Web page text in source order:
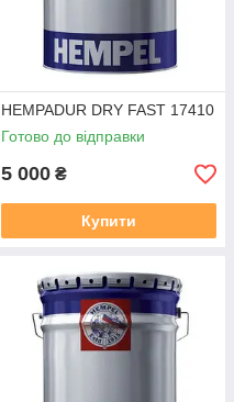
HEMPADUR DRY FAST 17410
Готово до відправки
5 000 ₴
Купити